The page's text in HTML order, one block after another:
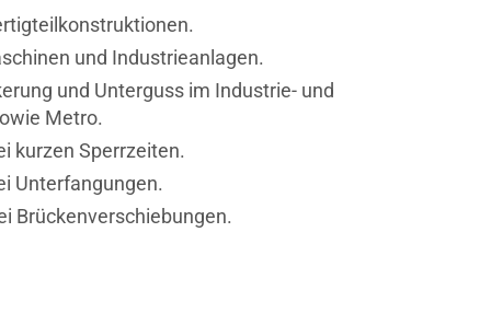
und Industrieanlagen.
und Unterguss im Industrie- und
Metro.
kurzen Sperrzeiten.
Unterfangungen.
Brückenverschiebungen.